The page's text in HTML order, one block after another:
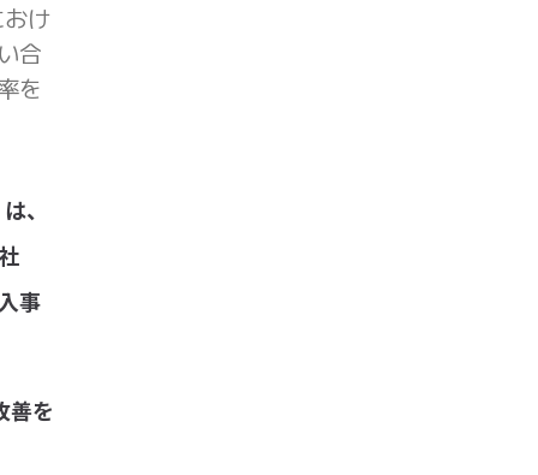
け
合
を
、
事
善を